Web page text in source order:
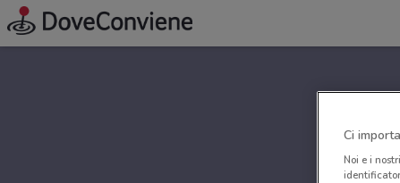
Ci
Noi e i nostri